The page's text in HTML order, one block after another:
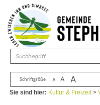
Zum Inhalt ,zur Navigation
Schriftgröße A A A
Sie sind hier: Kultur & Freizeit>